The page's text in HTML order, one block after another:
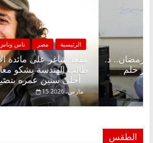
ناس وناس
على الإفطار وبلكونة بلا زينة
فاروق خبير اقتصادي في انتظار حلم
الطقس